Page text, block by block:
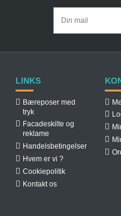
LINKS
Bæreposer med
tryk
Facadeskilte og
reklame
Handelsbetingelser
Hvem er vi ?
Cookiepolitik
Kontakt os